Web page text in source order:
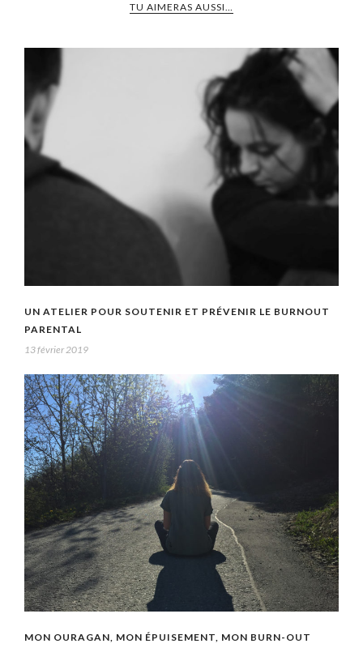
TU AIMERAS AUSSI…
UN ATELIER POUR SOUTENIR ET PRÉVENIR LE BURNOUT
PARENTAL
13 février 2019
MON OURAGAN, MON ÉPUISEMENT, MON BURN-OUT